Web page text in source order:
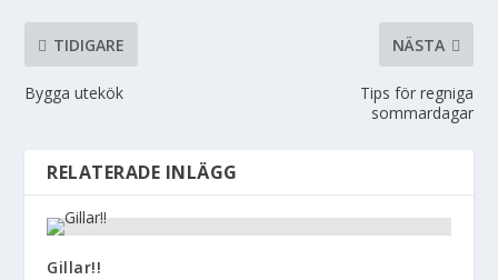
TIDIGARE
Bygga utekök
NÄSTA
Tips för regniga
sommardagar
RELATERADE INLÄGG
Gillar!!